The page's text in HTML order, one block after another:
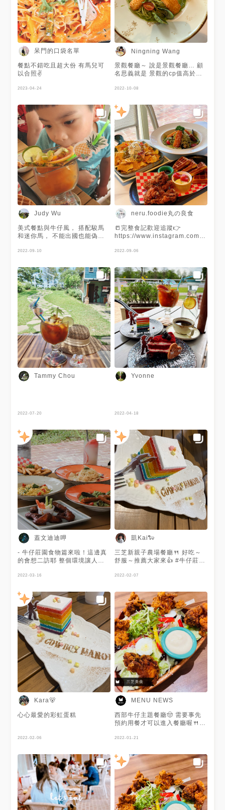
呆門的口袋名單
餐點不錯吃且超大份 有馬兒可
以合照✌️
2023-04-24
Ningning Wang
景觀餐廳～ 說是景觀餐廳… 顧
名思義就是 景觀的cp值高於餐
仔風格裝潢的餐廳… 很好拍
有六頭馬均為老闆的愛寵 平常
天氣好會多隻出來放牧玩耍 但
我當天去時是陰雨天.. 地上有點
泥濘.. 所以馬兒是逐隻輪班式的
出來見客 馬兒非常可愛.. 乾淨
且還有做髮型 照顧的十分用心..
餐點部分價位偏高 從280的開胃
小點到上千的排餐 味道還行不
算踩雷.. 但cp值不是太高 就當
抵門票觀賞馬兒～ 整體來說..
還是挺值得來訪訪的一家特色餐
2022-10-08
Judy Wu
美式餐點與牛仔風， 搭配駿馬
和迷你馬， 不能出國也能偽美
制，記得要先訂位！
2022-09-10
neru.foodie丸の良食
📒完整食記歡迎追蹤👉
https://www.instagram.com/
https://goo.gl/maps/
整部落格 🍰建議使用Chrome瀏
覽器或是電腦觀看 - 🏷 #台北美
食 #新北美食 #nerufoodie
2022-09-06
Tammy Chou
2022-07-20
Yvonne
2022-04-18
蓋文迪迪呷
- 牛仔莊園食物篇來啦！這邊真
的會想二訪耶 整個環境讓人超
比較舒服😌 ▪️酸辣雞翅🐔ɴᴛ.320
的！ ▪️原味薯條🍟ɴᴛ.160 ▪️奶油
培根干貝義大利麵🍝ɴᴛ.420 奶
香味濃厚～搭配干貝還有培根超
讚👍🏻 ▪️炸魚薯條青醬燉飯🐟
ɴᴛ.380 燉飯的飯粒粒粒分明，
除了炸魚薯條還有貝類 整體算
是蠻豐富的啦！ ▪️鄉村南瓜醬義
大利麵🎃ɴᴛ.380 吃蛋奶素的朋
友也可以選擇這款 南瓜香氣很
濃厚～ ▪️柚見夕陽ɴᴛ.180 葡萄
柚果醬加可爾必思 喝起來不會
很膩～酸酸甜甜的很清爽！ -
ℹ️𝙸𝚗𝚏𝚘𝚛𝚖𝚊𝚝𝚒𝚘𝚗 📍牛仔莊園
🗺新北市三芝區古庄108之1號
☎️02-2636-5666 ⏰09:30-
20:00 🚷Monday 🏷️
市 #台北景點 #牛仔莊園 #牛仔
景點 #三芝 #三芝美食 #新北三
2022-03-16
凱Kai🐑
三芝新親子農場餐廳🍴 好吃～
舒服～推薦大家來👍 #牛仔莊園
早午餐 #午餐 #下午茶 #晚餐 #
場 #好玩 #Taiwan
#NewTaipei #brunch #lunch
#afternoontea #dinner
#delicious #popular #cow
#horse #fun #farm #羊熊心予
文MENU
2022-02-07
Kara🐻
心心最愛的彩虹蛋糕
2022-02-06
MENU NEWS
西部牛仔主題餐廳🤠 需要事先
預約用餐才可以進入餐廳喔🍴
90分鐘⌚️ 餐點有義大利麵料
謝謝 @涵兒 提供美照🧡
2022-01-21